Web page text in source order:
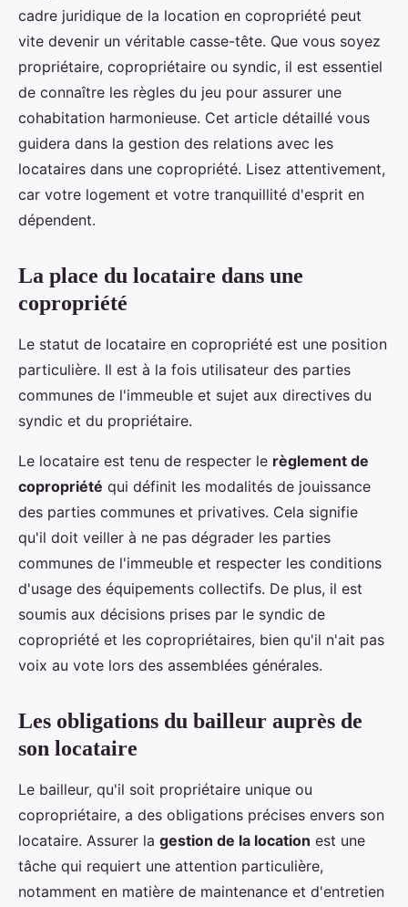
Noa•20 mai 2024•5 min de lecture
cadre juridique de la location en copropriété peut
vite devenir un véritable casse-tête. Que vous soyez
propriétaire, copropriétaire ou syndic, il est essentiel
de connaître les règles du jeu pour assurer une
cohabitation harmonieuse. Cet article détaillé vous
guidera dans la gestion des relations avec les
locataires dans une copropriété. Lisez attentivement,
car votre logement et votre tranquillité d'esprit en
dépendent.
La place du locataire dans une
copropriété
Le statut de locataire en copropriété est une position
particulière. Il est à la fois utilisateur des parties
communes de l'immeuble et sujet aux directives du
syndic et du propriétaire.
Le locataire est tenu de respecter le règlement de
copropriété qui définit les modalités de jouissance
des parties communes et privatives. Cela signifie
qu'il doit veiller à ne pas dégrader les parties
communes de l'immeuble et respecter les conditions
d'usage des équipements collectifs. De plus, il est
soumis aux décisions prises par le syndic de
copropriété et les copropriétaires, bien qu'il n'ait pas
voix au vote lors des assemblées générales.
Les obligations du bailleur auprès de
son locataire
Le bailleur, qu'il soit propriétaire unique ou
copropriétaire, a des obligations précises envers son
locataire. Assurer la gestion de la location est une
tâche qui requiert une attention particulière,
notamment en matière de maintenance et d'entretien